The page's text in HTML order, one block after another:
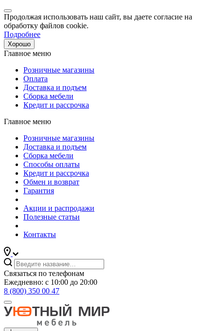
Продолжая использовать наш сайт, вы даете согласие на
обработку файлов cookie.
Подробнее
Хорошо
Главное меню
Розничные магазины
Оплата
Доставка и подъем
Сборка мебели
Кредит и рассрочка
Главное меню
Розничные магазины
Доставка и подъем
Сборка мебели
Способы оплаты
Кредит и рассрочка
Обмен и возврат
Гарантия
Акции и распродажи
Полезные статьи
Контакты
Связаться по телефонам
Ежедневно: с 10:00 до 20:00
8 (800) 350 00 47